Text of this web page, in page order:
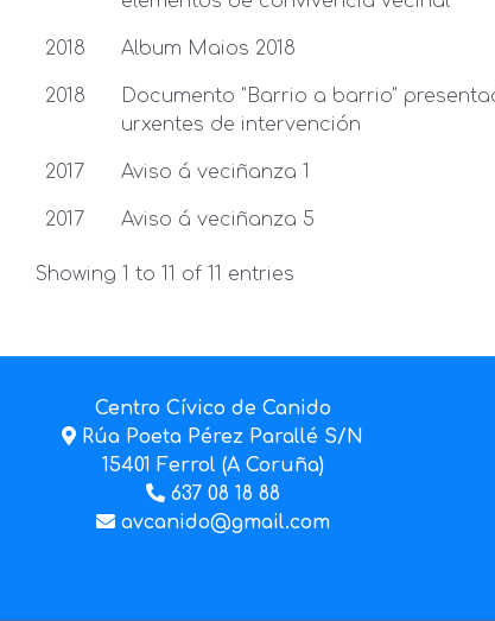
2018 Album Maios 2018
2018
Documento "Barrio a barrio"
urxentes de intervención
2017 Aviso á veciñanza 1
2017 Aviso á veciñanza 5
Showing 1 to 11 of 11 entries
Centro Cívico de Canido
Rúa Poeta Pérez Parallé S/N
15401 Ferrol (A Coruña)
637 08 18 88
avcanido@gmail.com